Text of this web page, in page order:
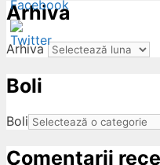
Arhiva
Arhiva
Boli
Boli
Comentarii